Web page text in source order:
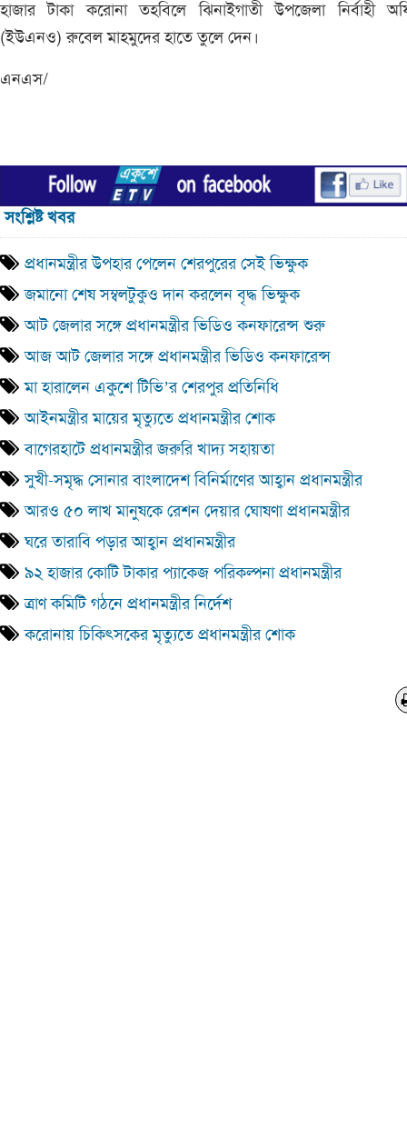
হাজার টাকা করোনা তহবিলে ঝিনাইগাতী উপজেলা নির্বাহী
(ইউএনও) রুবেল মাহমুদের হাতে তুলে দেন।
এনএস/
সংশ্লিষ্ট খবর
প্রধানমন্ত্রীর উপহার পেলেন শেরপুরের সেই ভিক্ষুক
জমানো শেষ সম্বলটুকুও দান করলেন বৃদ্ধ ভিক্ষুক
আট জেলার সঙ্গে প্রধানমন্ত্রীর ভিডিও কনফারেন্স শুরু
আজ আট জেলার সঙ্গে প্রধানমন্ত্রীর ভিডিও কনফারেন্স
মা হারালেন একুশে টিভি’র শেরপুর প্রতিনিধি
আইনমন্ত্রীর মায়ের মৃত্যুতে প্রধানমন্ত্রীর শোক
বাগেরহাটে প্রধানমন্ত্রীর জরুরি খাদ্য সহায়তা
সুখী-সমৃদ্ধ সোনার বাংলাদেশ বিনির্মাণের আহ্বান প্রধানমন্ত্রীর
আরও ৫০ লাখ মানুষকে রেশন দেয়ার ঘোষণা প্রধানমন্ত্রীর
ঘরে তারাবি পড়ার আহ্বান প্রধানমন্ত্রীর
৯২ হাজার কোটি টাকার প্যাকেজ পরিকল্পনা প্রধানমন্ত্রীর
ত্রাণ কমিটি গঠনে প্রধানমন্ত্রীর নির্দেশ
করোনায় চিকিৎসকের মৃত্যুতে প্রধানমন্ত্রীর শোক